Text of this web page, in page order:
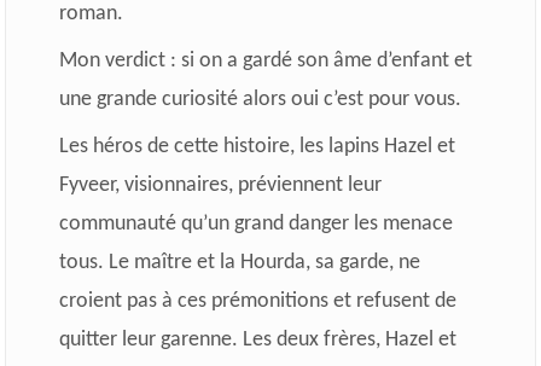
roman.
Mon verdict : si on a gardé son âme d’enfant et
une grande curiosité alors oui c’est pour vous.
Les héros de cette histoire, les lapins Hazel et
Fyveer, visionnaires, préviennent leur
communauté qu’un grand danger les menace
tous. Le maître et la Hourda, sa garde, ne
croient pas à ces prémonitions et refusent de
quitter leur garenne. Les deux frères, Hazel et